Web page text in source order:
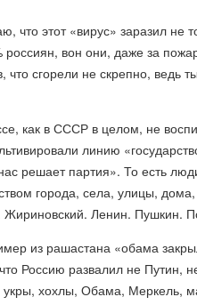
что этот «вирус» заразил не
россиян, вон они, даже за
что сгорели не скрепно, ведь
как в СССР в целом, не
линию
решает партия». То есть
города, села, улицы,
Жириновский. Ленин. Пушкин.
из рашастана «обама
Россию развалил не Путин,
укры, хохлы, Обама, Меркель,